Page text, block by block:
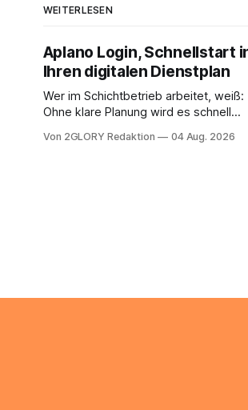
WEITERLESEN
Aplano Login, Schnellstart
Ihren digitalen Dienstplan
Wer im Schichtbetrieb arbeitet, weiß:
Ohne klare Planung wird es schnell
zentraler Zugangspunkt, um
Von 2GLORY Redaktion 04 Aug. 2026